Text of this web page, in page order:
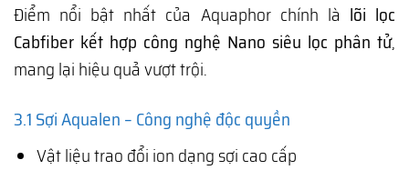
Điểm nổi bật nhất của Aquaphor chính là lõi lọc
Cabfiber kết hợp công nghệ Nano siêu lọc phân tử,
mang lại hiệu quả vượt trội.
3.1 Sợi Aqualen – Công nghệ độc quyền
Vật liệu trao đổi ion dạng sợi cao cấp